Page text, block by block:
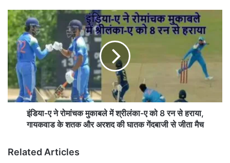
बा
रि
श
-
आं
धी
का
अ
ल
इ
इं
डि
या
ने
रो
मां
च
ले
इंडिया-ए ने रोमांचक मुकाबले में श्रीलंका-ए को 8 रन से हराया,
गायकवाड के शतक और अरशद की घातक गेंदबाजी से जीता मैच
Related Articles